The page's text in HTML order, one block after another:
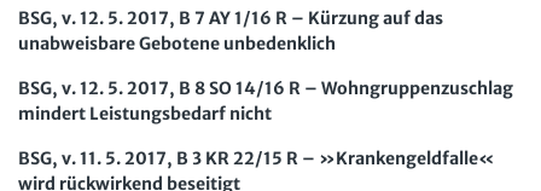
BSG, v. 12. 5. 2017, B 7 AY 1/16 R – Kürzung auf das
unabweisbare Gebotene unbedenklich
BSG, v. 12. 5. 2017, B 8 SO 14/16 R – Wohngruppenzuschlag
mindert Leistungsbedarf nicht
BSG, v. 11. 5. 2017, B 3 KR 22/15 R – »Krankengeldfalle«
wird rückwirkend beseitigt